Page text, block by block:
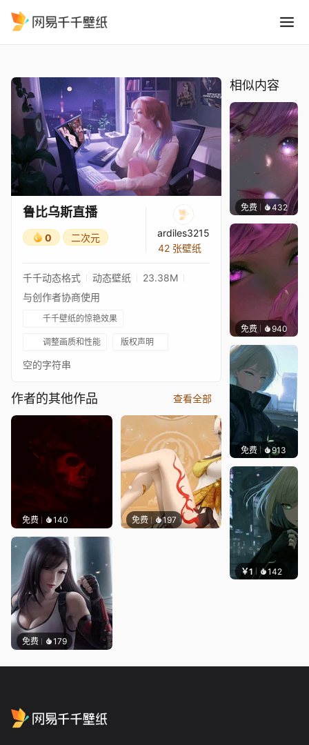
鲁比乌斯直播
0 二次元
ardiles3215
42 张壁纸
千千动态格式 动态壁纸
23.38M
与创作者协商使用
千千壁纸的惊艳效果
调整画质和性能 版权声明
空的字符串
作者的其他作品 查看全部
免费 140 免费 197
免费 179
相似内容
免费 432辰东
免费 940辰东
免费 913辰东
￥1 142